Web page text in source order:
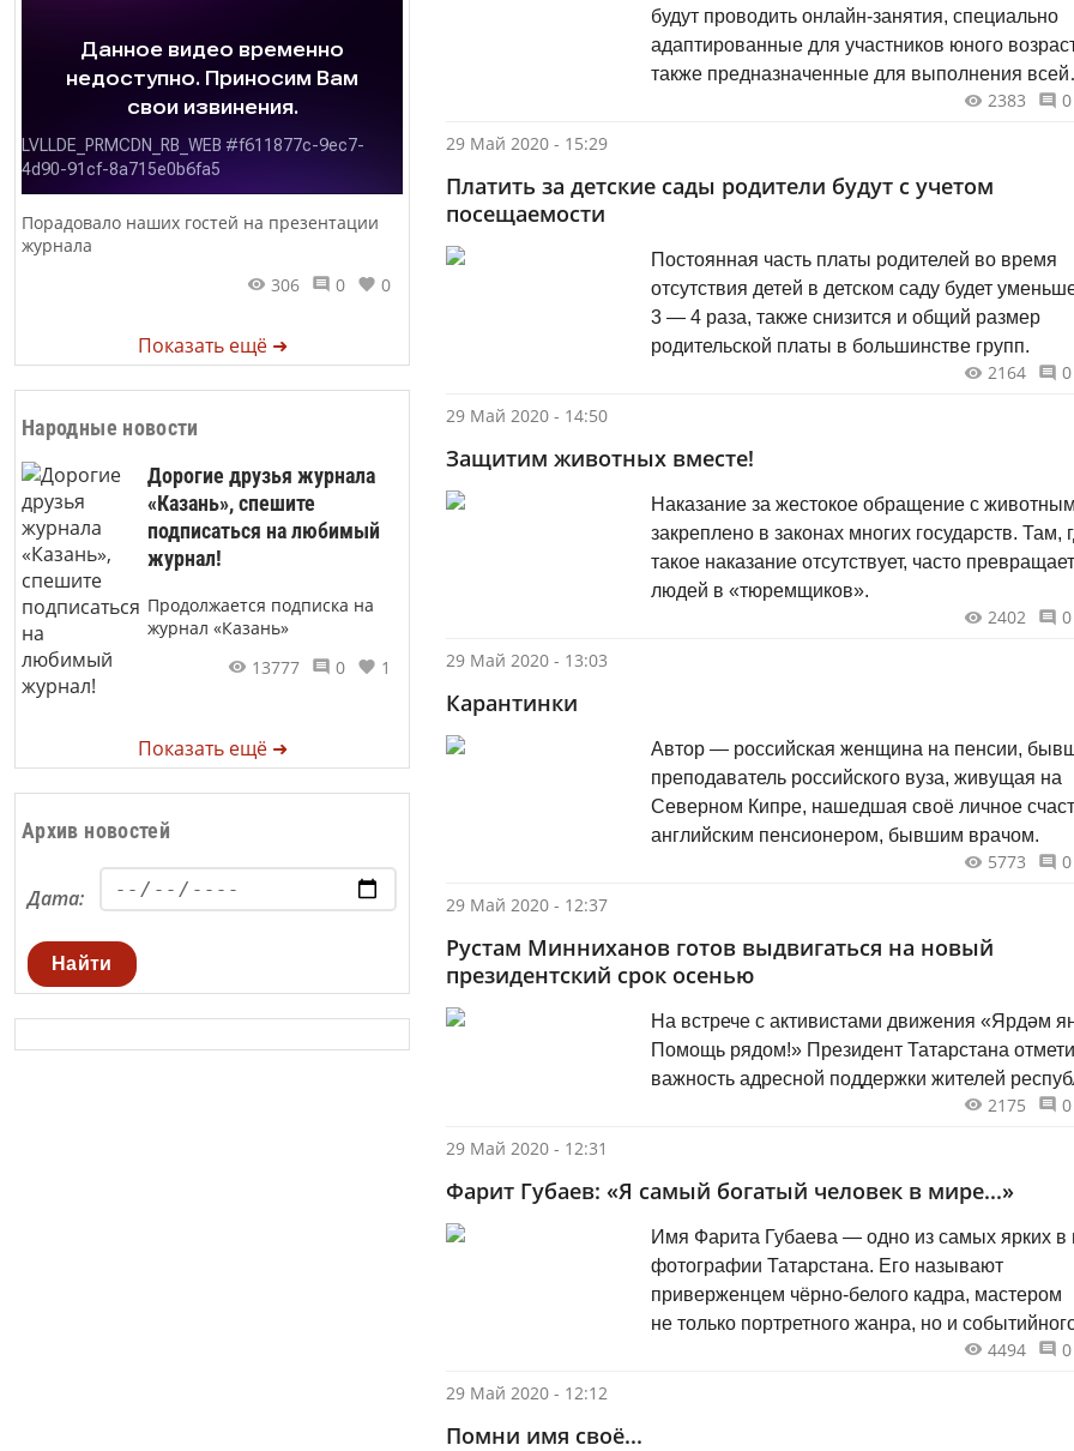
Порадовало наших гостей на презентации
журнала
306
0 0
Показать ещё ➜
Народные новости
Дорогие друзья журнала
«Казань», спешите
подписаться на любимый
журнал!
Продолжается подписка на
журнал «Казань»
13777
0 1
Показать ещё ➜
Архив новостей
Дата:
Найти
будут проводить онлайн-занятия, специально
адаптированные для участников юного
также предназначенные для выполнения всей
2383 0
29 Май 2020 - 15:29
Платить за детские сады родители будут с учетом
посещаемости
Постоянная часть платы родителей во время
отсутствия детей в детском саду будет
3 — 4 раза, также снизится и общий размер
родительской платы в большинстве групп.
2164 0
29 Май 2020 - 14:50
Защитим животных вместе!
Наказание за жестокое обращение с
закреплено в законах многих государств. Там,
такое наказание отсутствует, часто превращает
людей в «тюремщиков».
2402 0
29 Май 2020 - 13:03
Карантинки
Автор — российская женщина на пенсии,
преподаватель российского вуза, живущая на
Северном Кипре, нашедшая своё личное
английским пенсионером, бывшим врачом.
5773 0
29 Май 2020 - 12:37
Рустам Минниханов готов выдвигаться на новый
президентский срок осенью
На встрече с активистами движения «Ярдәм
Помощь рядом!» Президент Татарстана
важность адресной поддержки жителей
2175 0
29 Май 2020 - 12:31
Фарит Губаев: «Я самый богатый человек в мире...»
Имя Фарита Губаева — одно из самых ярких в
фотографии Татарстана. Его называют
приверженцем чёрно-белого кадра, мастером
не только портретного жанра, но и
4494 0
29 Май 2020 - 12:12
Помни имя своё...